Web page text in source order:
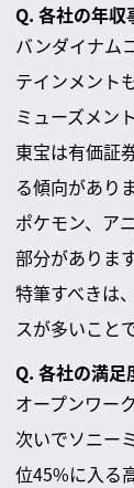
Q. 各社の年収
バンダイナム
テインメント
ミューズメン
東宝は有価証
る傾向があり
ポケモン、ア
部分がありま
特筆すべきは
スが多いこと
Q. 各社の満足
オープンワー
次いでソニー
位45%に入る